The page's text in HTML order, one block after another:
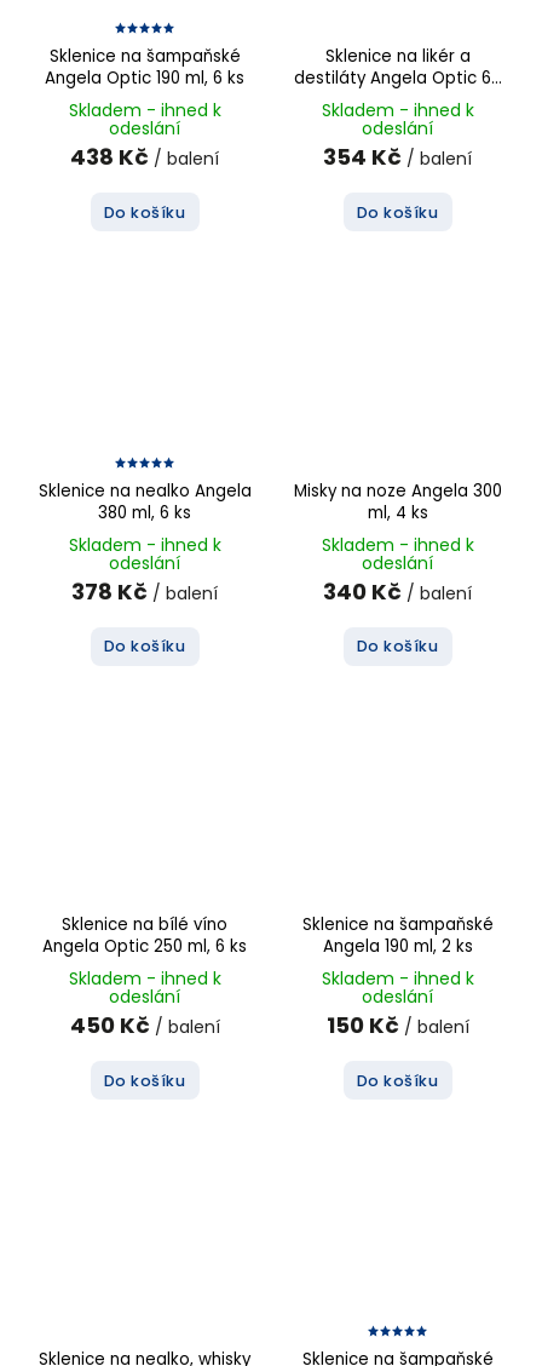
Sklenice na šampaňské
Angela Optic 190 ml, 6 ks
Skladem - ihned k
odeslání
438 Kč / balení
Do košíku
Sklenice na likér a
destiláty Angela Optic 60
ml, 6 ks
Skladem - ihned k
odeslání
354 Kč / balení
Do košíku
Sklenice na nealko Angela
380 ml, 6 ks
Skladem - ihned k
odeslání
378 Kč / balení
Do košíku
Misky na noze Angela 300
ml, 4 ks
Skladem - ihned k
odeslání
340 Kč / balení
Do košíku
Sklenice na bílé víno
Angela Optic 250 ml, 6 ks
Skladem - ihned k
odeslání
450 Kč / balení
Do košíku
Sklenice na šampaňské
Angela 190 ml, 2 ks
Skladem - ihned k
odeslání
150 Kč / balení
Do košíku
Sklenice na nealko, whisky Sklenice na šampaňské